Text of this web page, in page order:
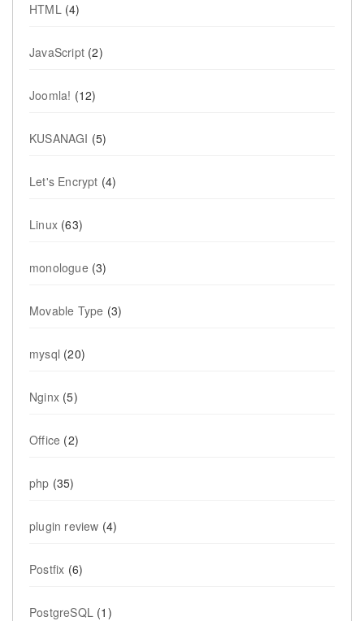
HTML (4)
JavaScript (2)
Joomla! (12)
KUSANAGI (5)
Let's Encrypt (4)
Linux (63)
monologue (3)
Movable Type (3)
mysql (20)
Nginx (5)
Office (2)
php (35)
plugin review (4)
Postfix (6)
PostgreSQL (1)